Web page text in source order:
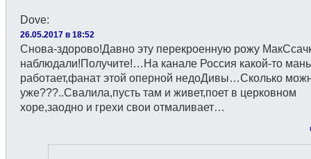
Dove:
26.05.2017 в 18:52
Снова-здорово!Давно эту перекроенную рожу
наблюдали!Получите!…На канале Россия какой-то
работает,фанат этой оперной недоДивы…Сколько
уже???..Свалила,пусть там и живет,поет в церковном
хоре,заодно и грехи свои отмаливает…